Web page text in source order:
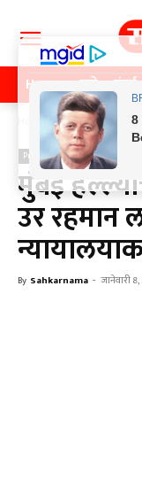
Home पुणे मुंबई
Home Previos News
Previos News
मुंबई
उर रहमान
By Sahkarnama - जानेवारी